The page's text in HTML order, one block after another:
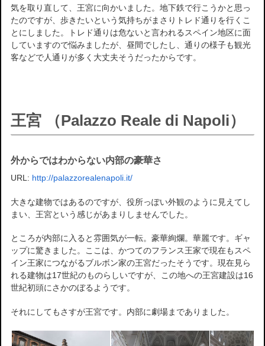
気を取り直して、王宮に向かいました。地下鉄で行こうかと思っ
たのですが、歩きたいという気持ちがまさりトレド通りを行くこ
とにしました。トレド通りは危ないと言われるスペイン地区に面
していますので悩みましたが、昼間でしたし、通りの様子も観光
客などで人通りが多く大丈夫そうだったからです。
王宮 （Palazzo Reale di Napoli）
外からではわからない内部の豪華さ
URL: http://palazzorealenapoli.it/
大きな建物ではあるのですが、役所っぽい外観のように見えてし
まい、王宮という感じがあまりしませんでした。
ところが内部に入ると雰囲気が一転。豪華絢爛。華麗です。ギャ
ップに驚きました。ここは、かつてのフランス王家で現在もスペ
イン王家につながるブルボン家の王宮だったそうです。現在見ら
れる建物は17世紀のものらしいですが、この地への王宮建設は16
世紀初頭にさかのぼるようです。
それにしてもさすが王宮です。内部に劇場までありました。